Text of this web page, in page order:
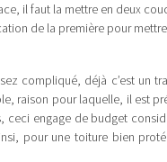
il faut la mettre en deux
de la première pour
compliqué, déjà c’est un
raison pour laquelle, il est
ceci engage de budget
pour une toiture bien